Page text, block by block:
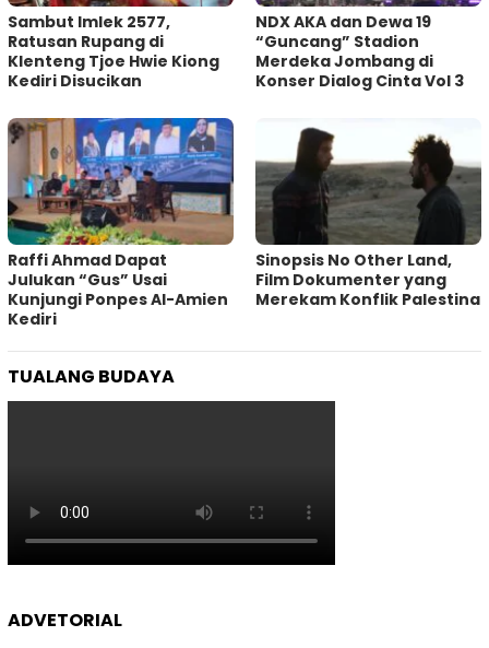
Sambut Imlek 2577,
Ratusan Rupang di
Klenteng Tjoe Hwie Kiong
Kediri Disucikan
NDX AKA dan Dewa 19
“Guncang” Stadion
Merdeka Jombang di
Konser Dialog Cinta Vol 3
Raffi Ahmad Dapat
Julukan “Gus” Usai
Kunjungi Ponpes Al-Amien
Kediri
Sinopsis No Other Land,
Film Dokumenter yang
Merekam Konflik Palestina
TUALANG BUDAYA
ADVETORIAL